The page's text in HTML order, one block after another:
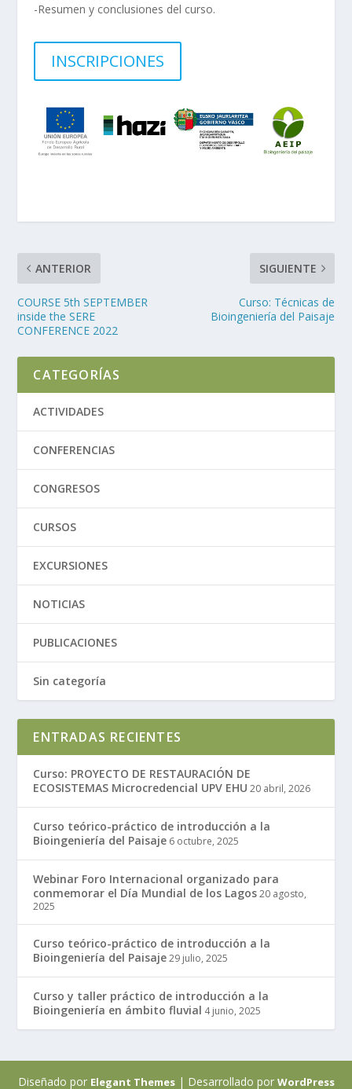
-Resumen y conclusiones del curso.
INSCRIPCIONES
ANTERIOR
COURSE 5th SEPTEMBER
inside the SERE
CONFERENCE 2022
SIGUIENTE
Curso: Técnicas de
Bioingeniería del Paisaje
CATEGORÍAS
ACTIVIDADES
CONFERENCIAS
CONGRESOS
CURSOS
EXCURSIONES
NOTICIAS
PUBLICACIONES
Sin categoría
ENTRADAS RECIENTES
Curso: PROYECTO DE RESTAURACIÓN DE
ECOSISTEMAS Microcredencial UPV EHU 20 abril, 2026
Curso teórico-práctico de introducción a la
Bioingeniería del Paisaje 6 octubre, 2025
Webinar Foro Internacional organizado para
conmemorar el Día Mundial de los Lagos 20 agosto,
2025
Curso teórico-práctico de introducción a la
Bioingeniería del Paisaje 29 julio, 2025
Curso y taller práctico de introducción a la
Bioingeniería en ámbito fluvial 4 junio, 2025
Diseñado por Elegant Themes| Desarrollado por WordPress